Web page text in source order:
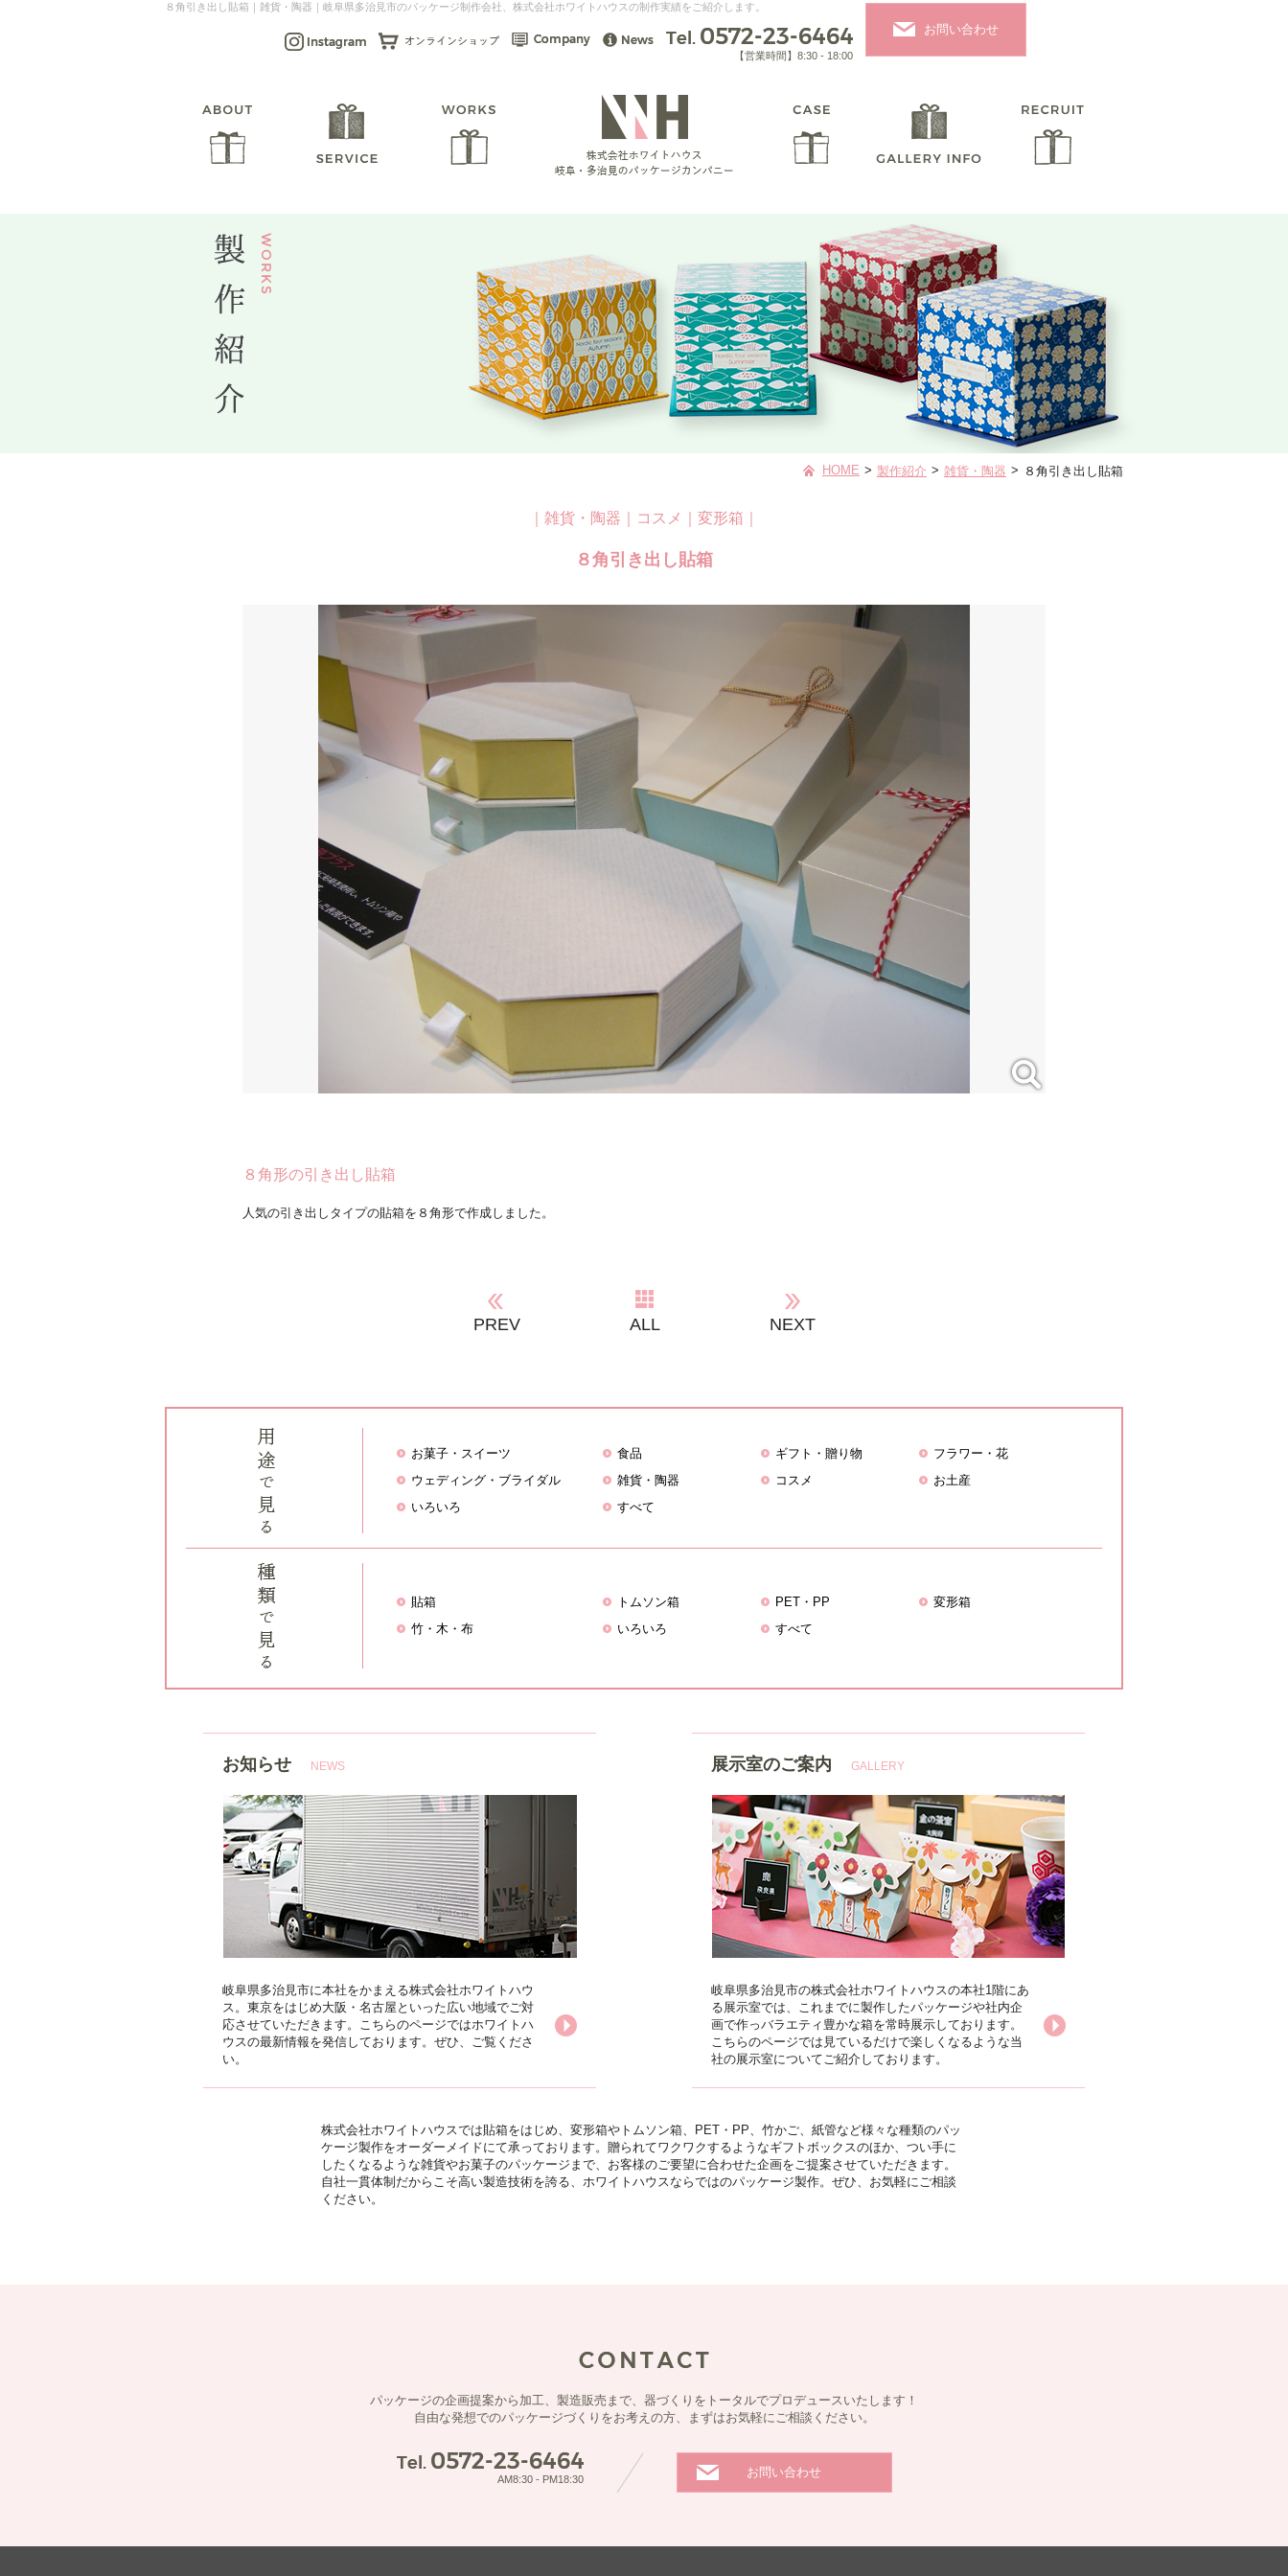
８角引き出し貼箱｜雑貨・陶器｜岐阜県多治見市のパッケージ制作会社、株式会社ホワイトハウスの制作実績をご紹介します。
【営業時間】8:30 - 18:00
お問い合わせ
HOME > 製作紹介 > 雑貨・陶器 > ８角引き出し貼箱
雑貨・陶器 コスメ 変形箱
８角引き出し貼箱
８角形の引き出し貼箱
人気の引き出しタイプの貼箱を８角形で作成しました。
PREV ALL NEXT
お菓子・スイーツ
ウェディング・ブライダル
いろいろ
食品
雑貨・陶器
すべて
ギフト・贈り物
コスメ
フラワー・花
お土産
貼箱
竹・木・布
トムソン箱
いろいろ
PET・PP
すべて
変形箱
お知らせ NEWS
岐阜県多治見市に本社をかまえる株式会社ホワイトハウ
ス。東京をはじめ大阪・名古屋といった広い地域でご対
応させていただきます。こちらのページではホワイトハ
ウスの最新情報を発信しております。ぜひ、ご覧くださ
い。
展示室のご案内 GALLERY
岐阜県多治見市の株式会社ホワイトハウスの本社1階にあ
る展示室では、これまでに製作したパッケージや社内企
画で作っバラエティ豊かな箱を常時展示しております。
こちらのページでは見ているだけで楽しくなるような当
社の展示室についてご紹介しております。
株式会社ホワイトハウスでは貼箱をはじめ、変形箱やトムソン箱、PET・PP、竹かご、紙管など様々な種類のパッ
ケージ製作をオーダーメイドにて承っております。贈られてワクワクするようなギフトボックスのほか、つい手に
したくなるような雑貨やお菓子のパッケージまで、お客様のご要望に合わせた企画をご提案させていただきます。
自社一貫体制だからこそ高い製造技術を誇る、ホワイトハウスならではのパッケージ製作。ぜひ、お気軽にご相談
ください。
パッケージの企画提案から加工、製造販売まで、器づくりをトータルでプロデュースいたします！
自由な発想でのパッケージづくりをお考えの方、まずはお気軽にご相談ください。
AM8:30 - PM18:30 お問い合わせ